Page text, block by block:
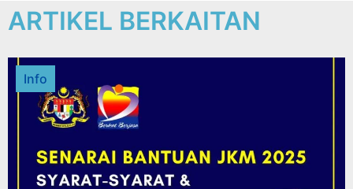
ARTIKEL BERKAITAN
Info